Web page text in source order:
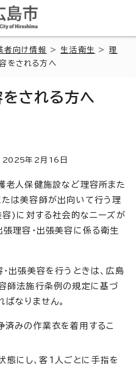
者向け情報 >生活衛生 > 理
をされる方へ
をされる方へ
2025年2月 16 日
老人保健施設など理容所また
は美容師が出向いて行う理
)に対する社会的なニーズが
理容・出張美容に係る衛生
出張美容を行うときは、広島
師法施行条例の規定に基づ
なりません。
みの作業衣を着用するこ
態にし、客1人ごとに手指を